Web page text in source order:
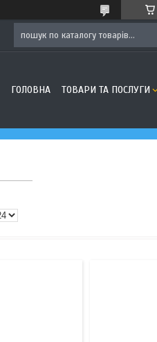
ГОЛОВНА ТОВАРИ ТА ПОСЛУГИ